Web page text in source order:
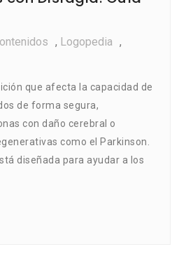
, Logopedia ,
que afecta la capacidad de
de forma segura,
con daño cerebral o
como el Parkinson.
diseñada para ayudar a los